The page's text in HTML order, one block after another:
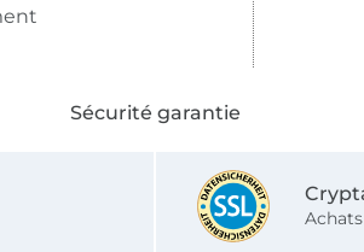
Sécurité garantie